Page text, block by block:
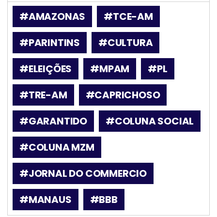
#AMAZONAS
#TCE-AM
#PARINTINS
#CULTURA
#ELEIÇÕES
#MPAM
#PL
#TRE-AM
#CAPRICHOSO
#GARANTIDO
#COLUNA SOCIAL
#COLUNA MZM
#JORNAL DO COMMERCIO
#MANAUS
#BBB